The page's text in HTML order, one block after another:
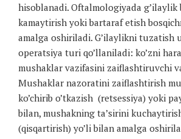
hisoblanadi. Oftalmologiyada g’ilaylik
kamaytirish yoki bartaraf etish
amalga oshiriladi. G’ilaylikni tuzatish
operatsiya turi qo’llaniladi: ko’zni
mushaklar vazifasini zaiflashtiruvchi
Mushaklar nazoratini zaiflashtirish
ko’chirib o’tkazish (retsessiya) yoki
bilan, mushakning ta’sirini
(qisqartirish) yo’li bilan amalga